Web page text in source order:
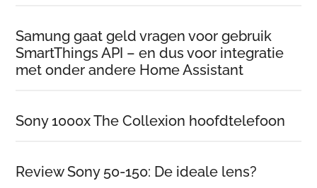
Samung gaat geld vragen voor gebruik
SmartThings API – en dus voor integratie
met onder andere Home Assistant
Sony 1000x The Collexion hoofdtelefoon
Review Sony 50-150: De ideale lens?